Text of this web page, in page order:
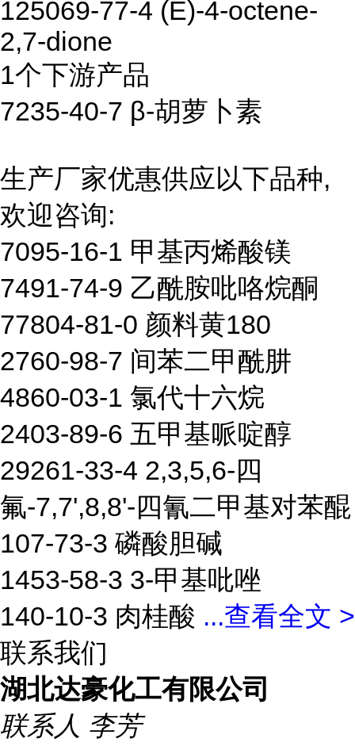
125069-77-4 (E)-4-octene-
2,7-dione
1个下游产品
7235-40-7 β-胡萝卜素
生产厂家优惠供应以下品种,
欢迎咨询:
7095-16-1 甲基丙烯酸镁
7491-74-9 乙酰胺吡咯烷酮
77804-81-0 颜料黄180
2760-98-7 间苯二甲酰肼
4860-03-1 氯代十六烷
2403-89-6 五甲基哌啶醇
29261-33-4 2,3,5,6-四
氟-7,7',8,8'-四氰二甲基对苯醌
107-73-3 磷酸胆碱
1453-58-3 3-甲基吡唑
140-10-3 肉桂酸 ...查看全文 >
联系我们
湖北达豪化工有限公司
联系人 李芳